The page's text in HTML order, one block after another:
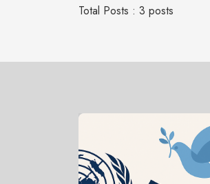
Total Posts : 3 posts